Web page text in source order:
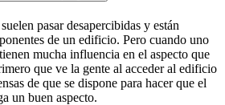
pasar desapercibidas y están
de un edificio. Pero cuando uno
mucha influencia en el aspecto que
que ve la gente al acceder al edificio
de que se dispone para hacer que el
un buen aspecto.